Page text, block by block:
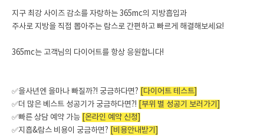
지구 최강 사이즈 감소를 자랑하는 365mc의 지방흡입과
주사로 지방을 직접 뽑아주는 람스로 간편하고 빠르게 해결해보세요!
365mc는 고객님의 다이어트를 항상 응원합니다!
✅을사년엔 을마나 빠질까?! 궁금하다면?
[다이어트 테스트]
✅더 많은 베스트 성공기가 궁금하다면?!
[부위 별 성공기 보러가기]
✅빠른 상담 예약 가능 [온라인 예약 신청]
✅지흡&람스 비용이 궁금하면?
[비용안내받기]